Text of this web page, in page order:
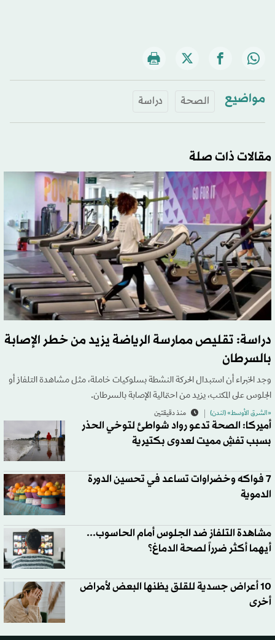
مواضيع الصحة دراسة
مقالات ذات صلة
دراسة: تقليص ممارسة الرياضة يزيد من خطر الإصابة
بالسرطان
وجد الخبراء أن استبدال الحركة النشطة بسلوكيات خاملة، مثل مشاهدة التلفاز أو
الجلوس على المكتب، يزيد من احتمالية الإصابة بالسرطان.
«الشرق الأوسط» (لندن) منذ دقيقتين
أميركا: الصحة تدعو رواد شواطئ لتوخي الحذر
بسبب تفشٍ مميت لعدوى بكتيرية
7 فواكه وخضراوات تساعد في تحسين الدورة
الدموية
مشاهدة التلفاز ضد الجلوس أمام الحاسوب...
أيهما أكثر ضرراً لصحة الدماغ؟
10 أعراض جسدية للقلق يظنها البعض لأمراض
أخرى